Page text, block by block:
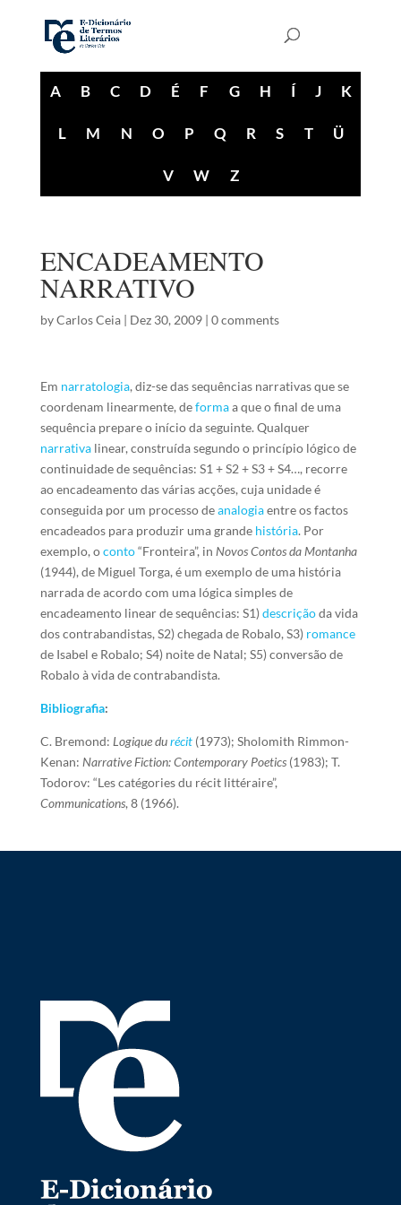
A B C D É F G H Í J K
L M N O P Q R S T Ü
V W Z
ENCADEAMENTO
NARRATIVO
byCarlos Ceia| Dez 30, 2009| 0 comments
Em narratologia, diz-se das sequências narrativas que se
coordenam linearmente, deformaa que o final de uma
sequência prepare o início da seguinte. Qualquer
narrativalinear, construída segundo o princípio lógico de
continuidade de sequências: S1 + S2 + S3 + S4…, recorre
ao encadeamento das várias acções, cuja unidade é
conseguida por um processo deanalogiaentre os factos
encadeados para produzir uma grande história. Por
exemplo, oconto“Fronteira”, in Novos Contos da Montanha
(1944), de Miguel Torga, é um exemplo de uma história
narrada de acordo com uma lógica simples de
encadeamento linear de sequências: S1)descriçãoda vida
dos contrabandistas, S2) chegada de Robalo, S3) romance
de Isabel e Robalo; S4) noite de Natal; S5) conversão de
Robalo à vida de contrabandista.
Bibliografia:
C. Bremond: Logique durécit(1973); Sholomith Rimmon-
Kenan: Narrative Fiction: Contemporary Poetics(1983); T.
Todorov: “Les catégories du récit littéraire”,
Communications, 8 (1966).